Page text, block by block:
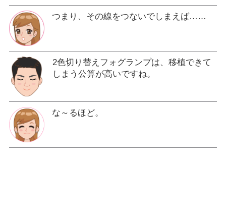
つまり、その線をつないでしまえば……
2色切り替えフォグランプは、移植できて
しまう公算が高いですね。
な～るほど。